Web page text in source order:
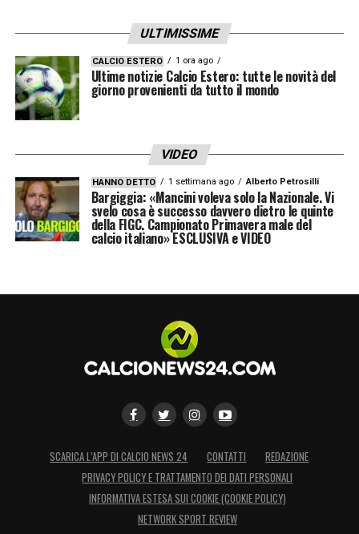
LA PLAYLIST DELLE NOSTRE TOP NEWS
ULTIMISSIME
CALCIO ESTERO 1 ora ago
Ultime notizie Calcio Estero: tutte le novità del
giorno provenienti da tutto il mondo
VIDEO
HANNO DETTO 1 settimana ago Alberto Petrosilli
Bargiggia: «Mancini voleva solo la Nazionale. Vi
svelo cosa è successo davvero dietro le quinte
della FIGC. Campionato Primavera male del
calcio italiano» ESCLUSIVA e VIDEO
SCARICA L’APP DI CALCIO NEWS 24 CONTATTI
REDAZIONE
PRIVACY POLICY E TRATTAMENTO DEI DATI PERSONALI
INFORMATIVA ESTESA SUI COOKIE (COOKIE POLICY)
NETWORK SPORT REVIEW